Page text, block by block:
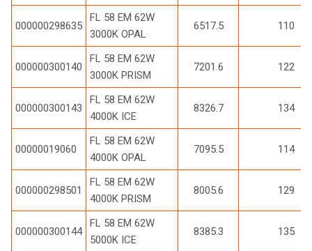
000000298635
FL 58 EM 62W
3000K OPAL
6517.5 110
000000300140
FL 58 EM 62W
3000K PRISM
7201.6 122
000000300143
FL 58 EM 62W
4000K ICE
8326.7 134
00000019060
FL 58 EM 62W
4000K OPAL
7095.5 114
000000298501
FL 58 EM 62W
4000K PRISM
8005.6 129
000000300144
FL 58 EM 62W
5000K ICE
8385.3 135